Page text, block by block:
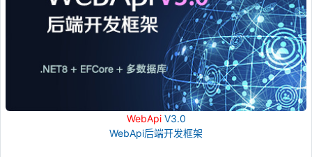
WebApiV3.0
WebApi后端开发框架